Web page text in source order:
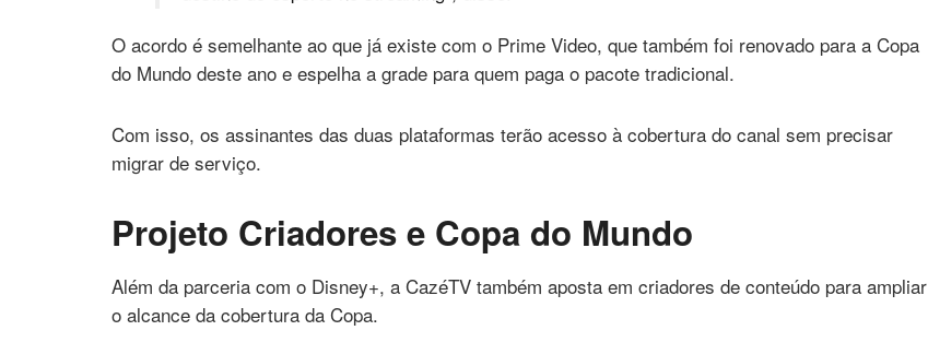
O acordo é semelhante ao que já existe com o Prime Video, que também foi renovado para a Copa
do Mundo deste ano e espelha a grade para quem paga o pacote tradicional.
Com isso, os assinantes das duas plataformas terão acesso à cobertura do canal sem precisar
migrar de serviço.
Projeto Criadores e Copa do Mundo
Além da parceria com o Disney+, a CazéTV também aposta em criadores de conteúdo para ampliar
o alcance da cobertura da Copa.